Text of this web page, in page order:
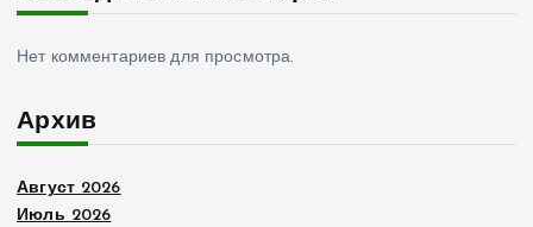
Нет комментариев для просмотра.
Архив
Август 2026
Июль 2026